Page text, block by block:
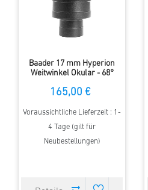
Baader 17 mm Hyperion
Weitwinkel Okular - 68°
165,00 €
Voraussichtliche Lieferzeit : 1-
4 Tage (gilt für
Neubestellungen)